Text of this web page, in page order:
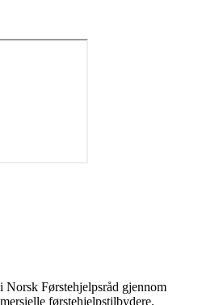
Norsk Førstehjelpsråd gjennom
førstehjelpstilbydere.